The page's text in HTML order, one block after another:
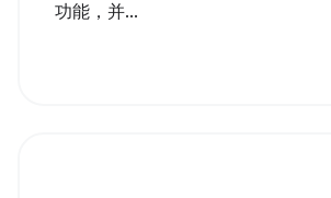
功能，并...